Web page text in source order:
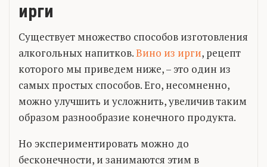
ирги
Существует множество способов изготовления
алкогольных напитков.Вино из ирги, рецепт
которого мы приведем ниже, – это один из
самых простых способов. Его, несомненно,
можно улучшить и усложнить, увеличив таким
образом разнообразие конечного продукта.
Но экспериментировать можно до
бесконечности, и занимаются этим в